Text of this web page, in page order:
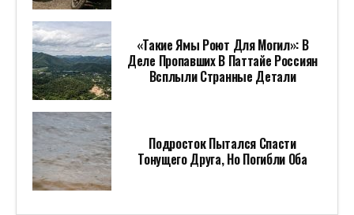
«Такие Ямы Роют Для Могил»: В
Деле Пропавших В Паттайе Россиян
Всплыли Странные Детали
Подросток Пытался Спасти
Тонущего Друга, Но Погибли Оба